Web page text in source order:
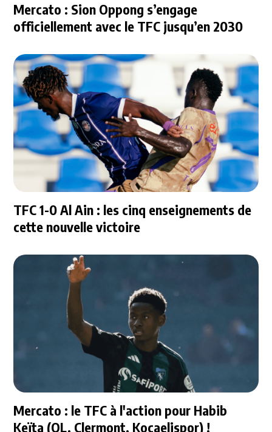
Mercato : Sion Oppong s’engage
officiellement avec le TFC jusqu’en 2030
TFC 1-0 Al Ain : les cinq enseignements de
cette nouvelle victoire
Mercato : le TFC à l'action pour Habib
Keïta (OL, Clermont, Kocaelispor) !